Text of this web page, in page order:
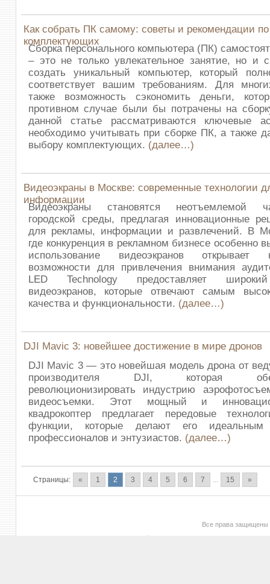
Как собрать ПК самому: советы и рекомендации
комплектующих
Сборка персонального компьютера (ПК)
– это не только увлекательное занятие, но и
создать уникальный компьютер, который
соответствует вашим требованиям. Для
также возможность сэкономить деньги,
противном случае были бы потрачены на
данной статье рассматриваются ключевые
необходимо учитывать при сборке ПК, а также
выбору комплектующих. (далее…)
Видеоэкраны в Москве: современные технологии
информации
Видеоэкраны становятся неотъемлемой
городской среды, предлагая инновационные
для рекламы, информации и развлечений. В
где конкуренция в рекламном бизнесе особенно
использование видеоэкранов открывает
возможности для привлечения внимания
LED Technology предоставляет
видеоэкранов, которые отвечают самым
качества и функциональности. (далее…)
DJI Mavic 3: новейшее достижение в мире дронов
DJI Mavic 3 — это новейшая модель дрона от
производителя DJI, которая
революционизировать индустрию
видеосъемки. Этот мощный и
квадрокоптер предлагает передовые
функции, которые делают его
профессионалов и энтузиастов. (далее…)
Страницы: « 1 2 3 4 5 6 7 ... 15 »
Все права